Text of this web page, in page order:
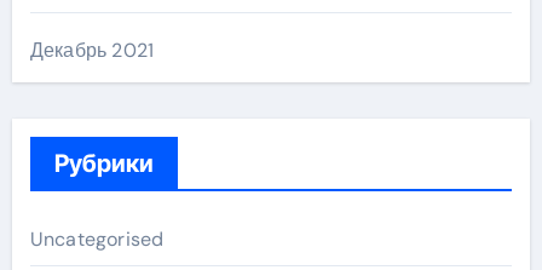
Декабрь 2021
Рубрики
Uncategorised